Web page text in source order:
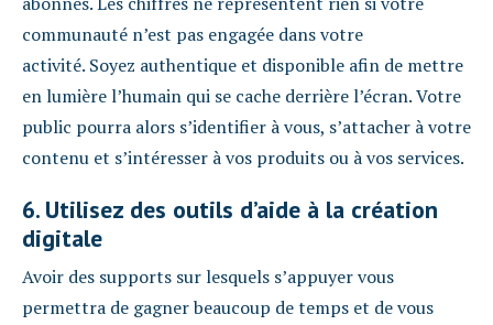
communauté n’est pas engagée dans votre
activité. Soyez authentique et disponible afin de mettre
en lumière l’humain qui se cache derrière l’écran. Votre
public pourra alors s’identifier à vous, s’attacher à votre
contenu et s’intéresser à vos produits ou à vos services.
6. Utilisez des outils d’aide à la création
digitale
Avoir des supports sur lesquels s’appuyer vous
permettra de gagner beaucoup de temps et de vous